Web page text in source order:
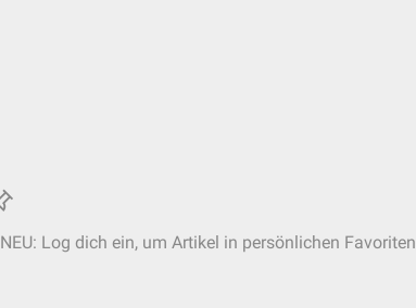
NEU: Log dich ein, um Artikel in persönlichen